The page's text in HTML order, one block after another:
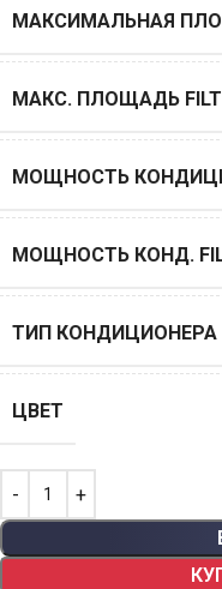
МАКСИМАЛЬНАЯ
МАКС. ПЛОЩАДЬ
МОЩНОСТЬ
МОЩНОСТЬ КОНД.
ТИП КОНДИЦИОНЕРА
ЦВЕТ